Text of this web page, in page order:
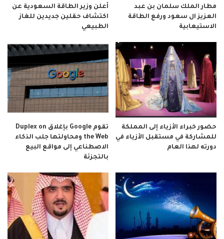
مطار الملك سلمان بن عبد
العزيز ال سعود ورفع الطاقة
الاستيعابية
أعلن وزير الطاقة السعودية عن
اكتشاف حقلين جديدين للغاز
الطبيعي
حضور خبراء الأزياء إلى المملكة
للمشاركة في مستقبل الأزياء في
دورته لهذا العام
تقوم Google بإغلاق Duplex on
the Web ومحاولتها جلب الذكاء
الاصطناعي إلى مواقع البيع
بالتجزئة